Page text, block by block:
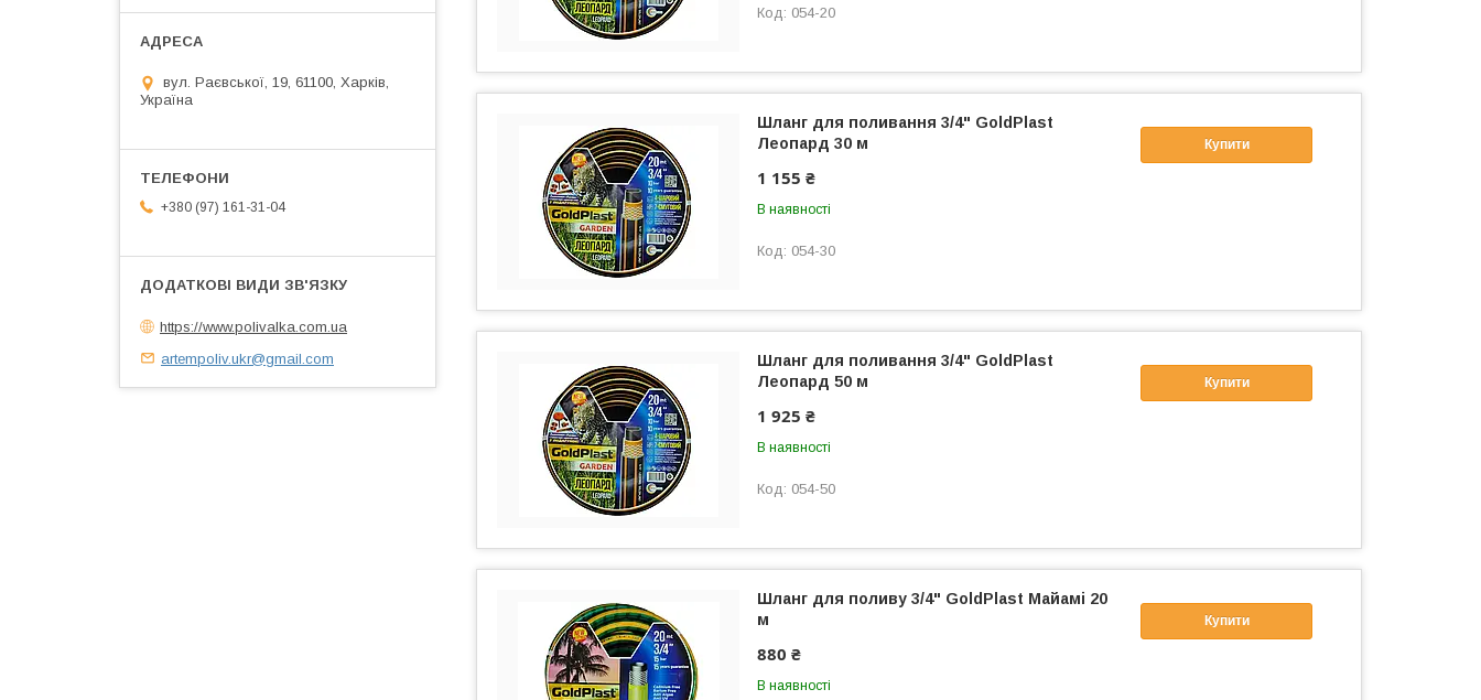
054-20
Купити
Шланг для поливання 3/4" GoldPlast
Леопард 30 м
1 155 ₴
В наявності
054-30
Купити
Шланг для поливання 3/4" GoldPlast
Леопард 50 м
1 925 ₴
В наявності
054-50
Купити
Шланг для поливу 3/4" GoldPlast Майамі 20
м
880 ₴
В наявності
вул. Раєвської, 19, 61100, Харків,
Україна
+380 (97) 161-31-04
https://www.polivalka.com.ua
artempoliv.ukr@gmail.com